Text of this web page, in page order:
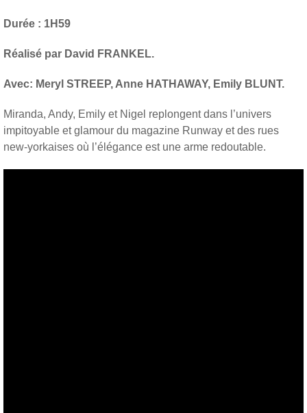
Durée : 1H59
Réalisé par David FRANKEL.
Avec: Meryl STREEP, Anne HATHAWAY, Emily BLUNT.
Miranda, Andy, Emily et Nigel replongent dans l’univers
impitoyable et glamour du magazine Runway et des rues
new-yorkaises où l’élégance est une arme redoutable.